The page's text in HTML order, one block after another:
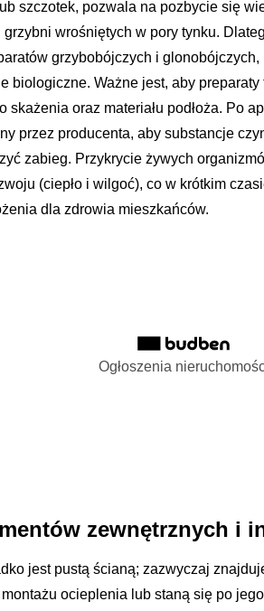
szczotek, pozwala na pozbycie się
grzybni wrośniętych w pory tynku.
grzybobójczych i
biologiczne. Ważne jest, aby
skażenia oraz materiału podłoża. Po
przez producenta, aby substancje
zabieg. Przykrycie żywych
(ciepło i wilgoć), co w krótkim
dla zdrowia mieszkańców.
Ogłoszenia
zewnętrznych i
jest pustą ścianą; zazwyczaj
ocieplenia lub staną się po